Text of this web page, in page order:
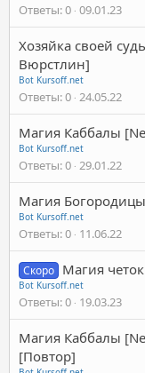
Ответы 0 09.01.23
Хозяйка своей
Вюрстлин]
Bot Kursoff.net
Ответы 0 24.05.22
Магия Каббалы
Bot Kursoff.net
Ответы 0 29.01.22
Магия
Bot Kursoff.net
Ответы 0 11.06.22
Скоро Магия
Bot Kursoff.net
Ответы 0 19.03.23
Магия Каббалы
[Повтор]